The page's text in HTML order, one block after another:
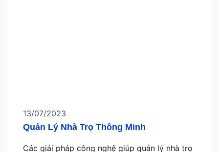
Quản Lý Nhà Trọ Thông Minh
13/07/2023
Các giải pháp công nghệ giúp quản lý nhà trọ